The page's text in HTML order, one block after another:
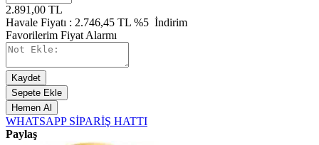
2.891,00 TL
Havale Fiyatı : 2.746,45 TL %5 İndirim
Favorilerim Fiyat Alarmı
Kaydet
Sepete Ekle
Hemen Al
WHATSAPP SİPARİŞ HATTI
Paylaş